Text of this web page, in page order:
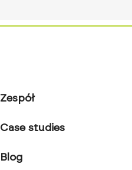
Zespół
Case studies
Blog